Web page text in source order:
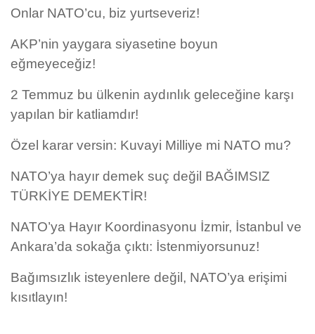
Onlar NATO’cu, biz yurtseveriz!
AKP’nin yaygara siyasetine boyun
eğmeyeceğiz!
2 Temmuz bu ülkenin aydınlık geleceğine karşı
yapılan bir katliamdır!
Özel karar versin: Kuvayi Milliye mi NATO mu?
NATO’ya hayır demek suç değil BAĞIMSIZ
TÜRKİYE DEMEKTİR!
NATO’ya Hayır Koordinasyonu İzmir, İstanbul ve
Ankara’da sokağa çıktı: İstenmiyorsunuz!
Bağımsızlık isteyenlere değil, NATO’ya erişimi
kısıtlayın!